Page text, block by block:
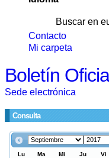
Buscar en
Contacto
Mi carpeta
Boletín
Sede electrónica
Consulta